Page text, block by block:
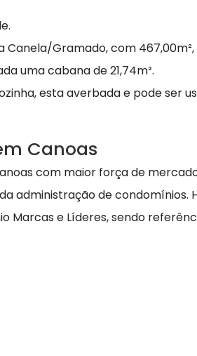
Canela/Gramado, com
uma cabana de 21,74m².
esta averbada e pode ser
Canoas
com maior força de
administração de condomínios.
Marcas e Líderes, sendo